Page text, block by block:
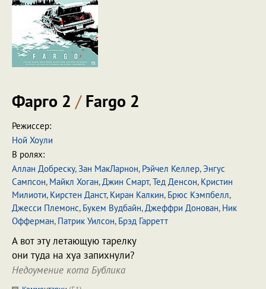
Фарго 2 /Fargo 2
Режиссер:
Ной Хоули
В ролях:
Аллан Добреску,Зан МакЛарнон, Рэйчел Келлер,Энгус
Сампсон, Майкл Хоган,Джин Смарт,Тед Денсон, Кристин
Милиоти, Кирстен Данст, Киран Калкин, Брюс Кэмпбелл,
Джесси Племонс, Букем Вудбайн,Джеффри Донован, Ник
Офферман, Патрик Уилсон, Брэд Гарретт
А вот эту летающую тарелку
они туда на хуа запихнули?
Недоумение кота Бублика